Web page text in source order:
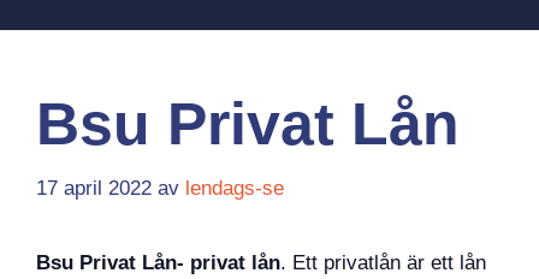
Bsu Privat Lån
17 april 2022 av lendags-se
Bsu Privat Lån- privat lån. Ett privatlån är ett lån